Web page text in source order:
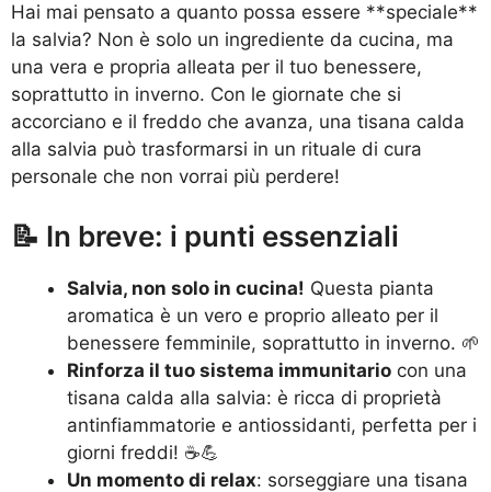
Hai mai pensato a quanto possa essere **speciale**
la salvia? Non è solo un ingrediente da cucina, ma
una vera e propria alleata per il tuo benessere,
soprattutto in inverno. Con le giornate che si
accorciano e il freddo che avanza, una tisana calda
alla salvia può trasformarsi in un rituale di cura
personale che non vorrai più perdere!
📝 In breve: i punti essenziali
Salvia, non solo in cucina! Questa pianta
aromatica è un vero e proprio alleato per il
benessere femminile, soprattutto in inverno. 🌱
Rinforza il tuo sistema immunitario con una
tisana calda alla salvia: è ricca di proprietà
antinfiammatorie e antiossidanti, perfetta per i
giorni freddi! ☕️💪
Un momento di relax: sorseggiare una tisana